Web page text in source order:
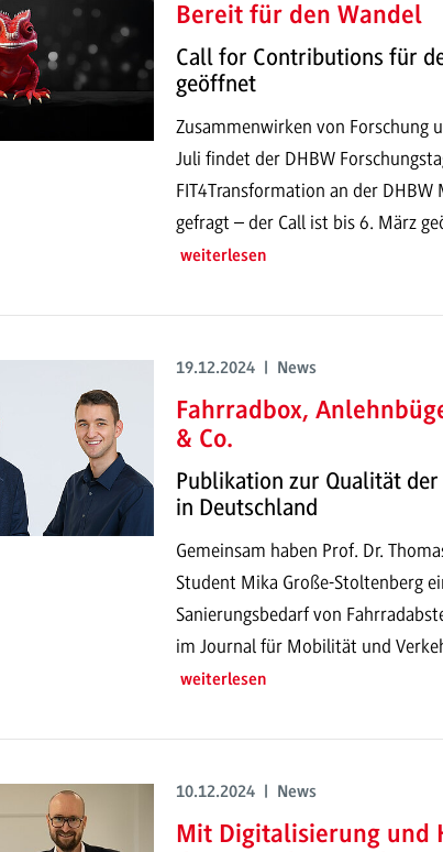
Bereit für den Wandel
Call for Contributions für
geöffnet
Zusammenwirken von Forschung
Juli findet der DHBW
FIT4Transformation an der
gefragt – der Call ist bis 6. März
weiterlesen
19.12.2024 | News
Fahrradbox,
& Co.
Publikation zur Qualität
in Deutschland
Gemeinsam haben Prof. Dr.
Student Mika Große-Stoltenberg
Sanierungsbedarf von
im Journal für Mobilität und
weiterlesen
10.12.2024 | News
Mit Digitalisierung und